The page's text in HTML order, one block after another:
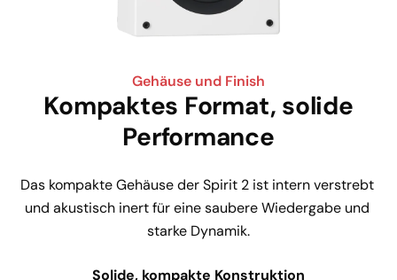
Gehäuse und Finish
Kompaktes Format, solide
Performance
Das kompakte Gehäuse der Spirit 2 ist intern verstrebt
und akustisch inert für eine saubere Wiedergabe und
starke Dynamik.
Solide, kompakte Konstruktion